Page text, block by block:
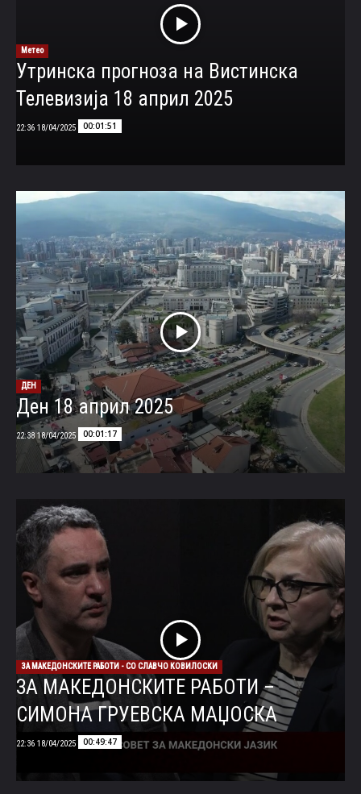
Метео
Утринска прогноза на Вистинска
Телевизија 18 април 2025
00:01:51
18/04/2025 22:36
ДЕН
Ден 18 април 2025
00:01:17
18/04/2025 22:38
ЗА МАКЕДОНСКИТЕ РАБОТИ - СО СЛАВЧО КОВИЛОСКИ
ЗА МАКЕДОНСКИТЕ РАБОТИ –
СИМОНА ГРУЕВСКА МАЏОСКА
00:49:47
18/04/2025 22:36